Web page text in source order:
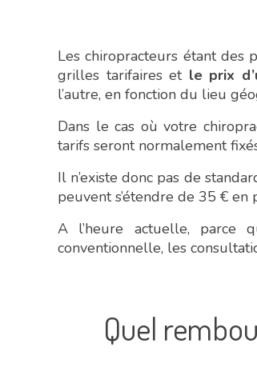
Les chiropracteurs étant des
grilles tarifaires et le prix
l’autre, en fonction du lieu
Dans le cas où votre
tarifs seront normalement
Il n’existe donc pas de
peuvent s’étendre de 35 € en
A l’heure actuelle, parce
conventionnelle, les
Quel